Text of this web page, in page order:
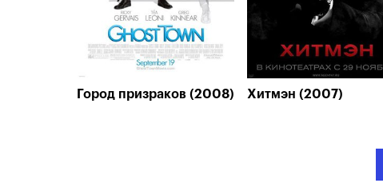
Город призраков (2008) Хитмэн (2007)